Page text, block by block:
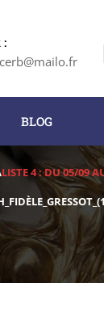
:
BLOG
LISTE 4 : DU 05/09